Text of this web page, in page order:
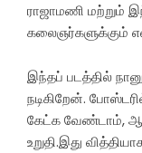
ராஜாமணி மற்றும்
கலைஞர்களுக்கும்
இந்தப் படத்தில்
நடிகிறேன்.
கேட்க வேண்டாம்,
உறுதி.இது